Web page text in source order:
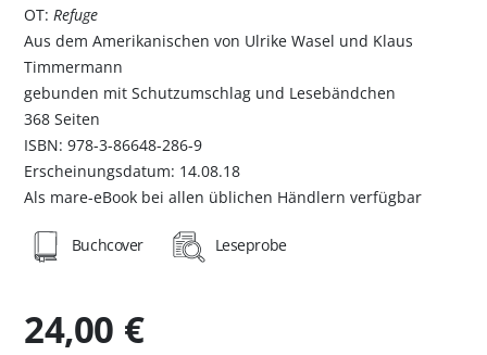
OT:Refuge
Aus dem Amerikanischen von Ulrike Wasel und Klaus
Timmermann
gebunden mit Schutzumschlag und Lesebändchen
368 Seiten
ISBN: 978-3-86648-286-9
Erscheinungsdatum: 14.08.18
Als mare-eBook bei allen üblichen Händlern verfügbar
24,00 €
Buchcover Leseprobe